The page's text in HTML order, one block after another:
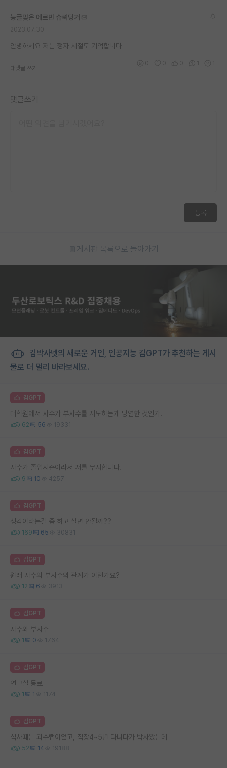
능글맞은 에르빈 슈뢰딩거
안녕하세요 저는 정자 시절도 기억합니다
대댓글 쓰기
댓글쓰기
등록
게시판 목록으로 돌아가기
김박사넷의 새로운 거인, 인공지능 김GPT가 추천하는 게시
물로 더 멀리 바라보세요.
김GPT
대학원에서 사수가 부사수를 지도하는게 당연한 것인가.
62 56 19331
김GPT
사수가 졸업시즌이라서 저를 무시합니다.
9 10 4257
김GPT
생각이라는걸 좀 하고 살면 안될까??
169 65 30831
김GPT
원래 사수와 부사수의 관계가 이런가요?
12 6 3913
김GPT
사수와 부사수
1 0 1764
김GPT
연그실 동료
1 1 1174
김GPT
석사때는 괴수랩이었고, 직장4~5년 다니다가 박사왔는데
52 14 19188